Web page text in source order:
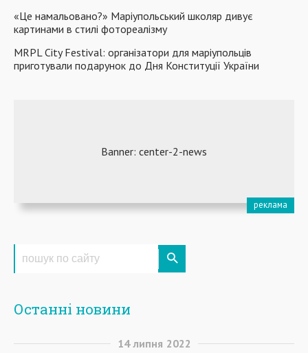
«Це намальовано?» Маріупольський школяр дивує
картинами в стилі фотореалізму
MRPL City Festival: організатори для маріупольців
приготували подарунок до Дня Конституції України
Останні новини
14 липня 2022